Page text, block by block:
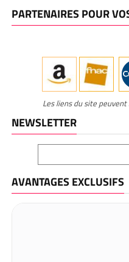
PARTENAIRES POUR
Les liens du site
NEWSLETTER
AVANTAGES EXCLUSIFS